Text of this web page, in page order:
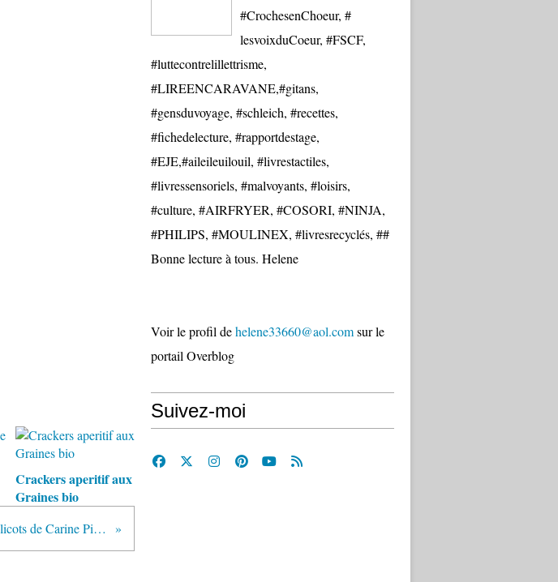
Crackers aperitif aux
Graines bio
Les cendres sous les coquelicots de Carine Pitocchi (éditions Charleston)
#CrochesenChoeur, #
lesvoixduCoeur, #FSCF,
#luttecontrelillettrisme,
#LIREENCARAVANE,#gitans,
#gensduvoyage, #schleich, #recettes,
#fichedelecture, #rapportdestage,
#EJE,#aileileuilouil, #livrestactiles,
#livressensoriels, #malvoyants, #loisirs,
#culture, #AIRFRYER, #COSORI, #NINJA,
#PHILIPS, #MOULINEX, #livresrecyclés, ##
Bonne lecture à tous. Helene
Voir le profil dehelene33660@aol.comsur le
portail Overblog
Suivez-moi